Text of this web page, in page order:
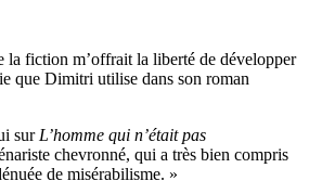
la fiction m’offrait la liberté de développer
que Dimitri utilise dans son roman
sur L’homme qui n’était pas
chevronné, qui a très bien compris
de misérabilisme. »